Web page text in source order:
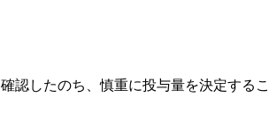
認したのち、慎重に投与量を決定するこ